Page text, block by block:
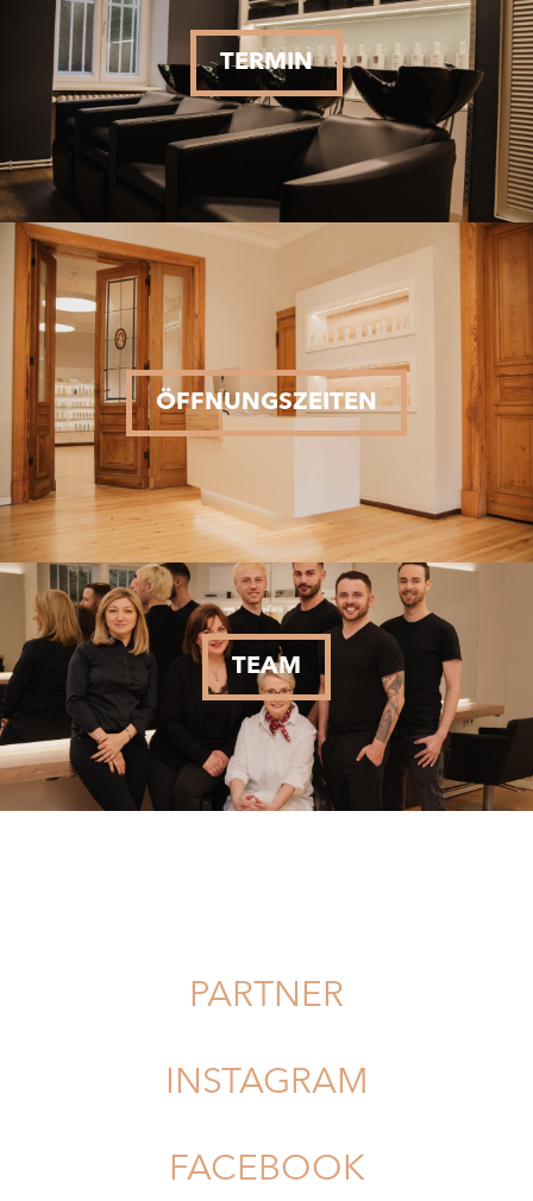
TERMIN
ÖFFNUNGSZEITEN
TEAM
PARTNER
INSTAGRAM
FACEBOOK